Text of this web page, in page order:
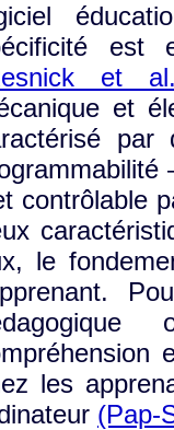
est
et
et
par
contrôlable
le
les
(Pap-